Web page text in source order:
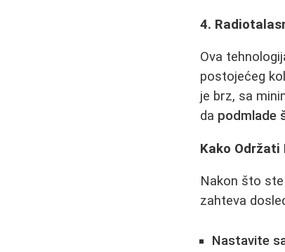
4.
Ova
postojećeg
je brz, sa
da podmlade
Kako Održati
Nakon što
zahteva
Nastavite